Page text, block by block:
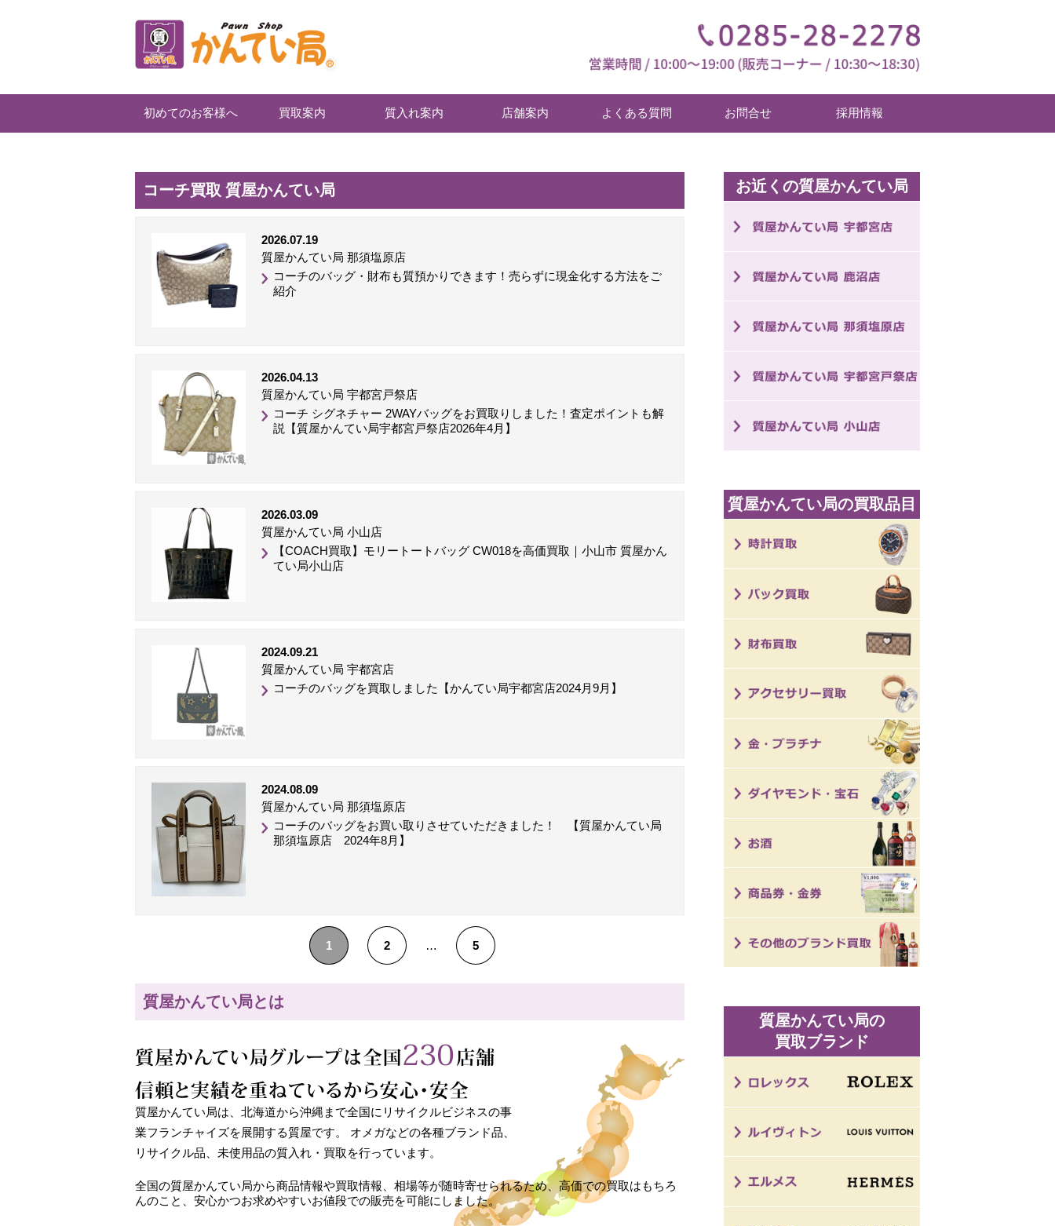
初めてのお客様へ 買取案内 質入れ案内 店舗案内 よくある質問 お問合せ 採用情報
コーチ買取 質屋かんてい局
2026.07.19
質屋かんてい局 那須塩原店
コーチのバッグ・財布も質預かりできます！売らずに現金化する方法をご
紹介
2026.04.13
質屋かんてい局 宇都宮戸祭店
コーチ シグネチャー 2WAYバッグをお買取りしました！査定ポイントも解
説【質屋かんてい局宇都宮戸祭店2026年4月】
2026.03.09
質屋かんてい局 小山店
【COACH買取】モリートートバッグ CW018を高価買取｜小山市 質屋かん
てい局小山店
2024.09.21
質屋かんてい局 宇都宮店
コーチのバッグを買取しました【かんてい局宇都宮店2024月9月】
2024.08.09
質屋かんてい局 那須塩原店
コーチのバッグをお買い取りさせていただきました！ 【質屋かんてい局
那須塩原店 2024年8月】
1 2 … 5
質屋かんてい局とは
質屋かんてい局は、北海道から沖縄まで全国にリサイクルビジネスの事
業フランチャイズを展開する質屋です。 オメガなどの各種ブランド品、
リサイクル品、未使用品の質入れ・買取を行っています。
全国の質屋かんてい局から商品情報や買取情報、相場等が随時寄せられるため、高価での買取はもちろ
んのこと、安心かつお求めやすいお値段での販売を可能にしました。
お近くの質屋かんてい局
質屋かんてい局の買取品目
質屋かんてい局の
買取ブランド